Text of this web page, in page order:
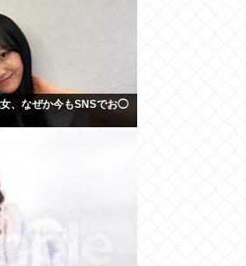
、なぜか今もSNSでお◯